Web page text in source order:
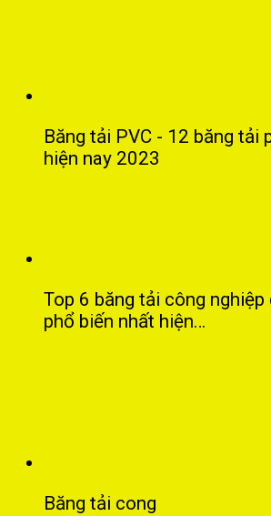
Băng tải PVC - 12 băng tải
hiện nay 2023
Top 6 băng tải công
phổ biến nhất hiện…
Băng tải cong